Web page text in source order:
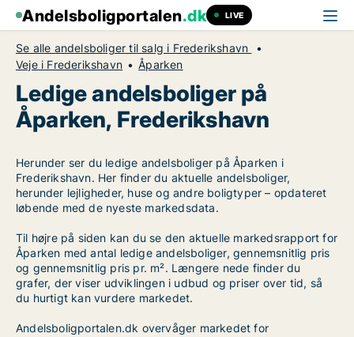
Andelsboligportalen.dk LIVE
Se alle andelsboliger til salg i Frederikshavn
Veje i Frederikshavn
Åparken
Ledige andelsboliger på
Åparken, Frederikshavn
Herunder ser du ledige andelsboliger på Åparken i
Frederikshavn. Her finder du aktuelle andelsboliger,
herunder lejligheder, huse og andre boligtyper – opdateret
løbende med de nyeste markedsdata.
Til højre på siden kan du se den aktuelle markedsrapport for
Åparken med antal ledige andelsboliger, gennemsnitlig pris
og gennemsnitlig pris pr. m². Længere nede finder du
grafer, der viser udviklingen i udbud og priser over tid, så
du hurtigt kan vurdere markedet.
Andelsboligportalen.dk overvåger markedet for